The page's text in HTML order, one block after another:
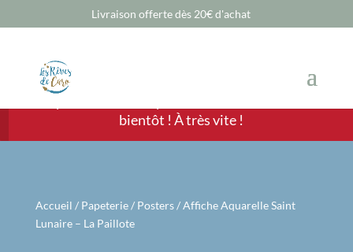
Livraison offerte dès 20€ d'achat
Chère Cliente, cher Client, les ventes sont
bientôt ! À très vite !
Accueil / Papeterie/ Posters/ Affiche Aquarelle Saint
Lunaire – La Paillote